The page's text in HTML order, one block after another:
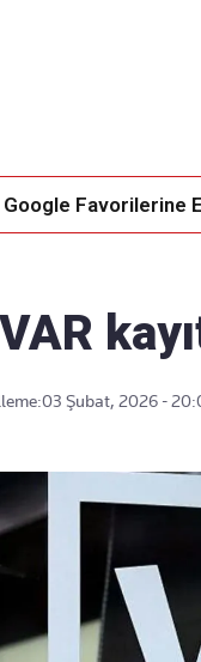
Favorilerine
03 Şubat, 2026 -